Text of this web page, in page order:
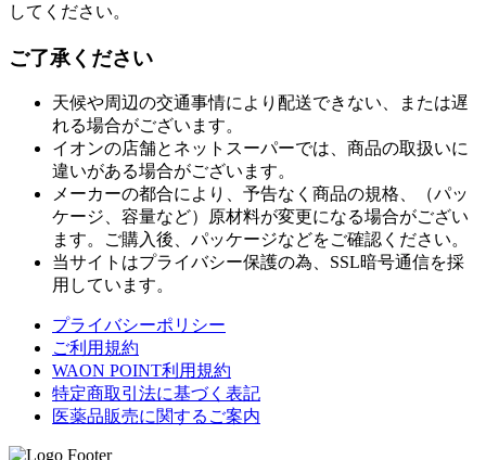
してください。
ご了承ください
天候や周辺の交通事情により配送できない、または遅
れる場合がございます。
イオンの店舗とネットスーパーでは、商品の取扱いに
違いがある場合がございます。
メーカーの都合により、予告なく商品の規格、（パッ
ケージ、容量など）原材料が変更になる場合がござい
ます。ご購入後、パッケージなどをご確認ください。
当サイトはプライバシー保護の為、SSL暗号通信を採
用しています。
プライバシーポリシー
ご利用規約
WAON POINT利用規約
特定商取引法に基づく表記
医薬品販売に関するご案内